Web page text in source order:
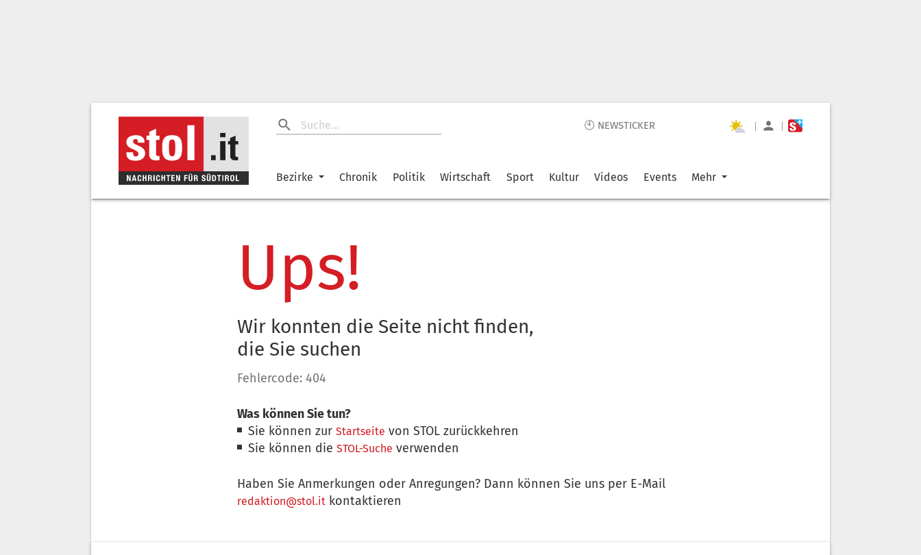
🕙 NEWSTICKER | |
Bezirke Chronik Politik Wirtschaft Sport Kultur Videos Events Mehr
Ups!
Wir konnten die Seite nicht finden,
die Sie suchen
Fehlercode: 404
Was können Sie tun?
Sie können zurStartseite von STOL zurückkehren
Sie können dieSTOL-Suche verwenden
Haben Sie Anmerkungen oder Anregungen? Dann können Sie uns per E-Mail
redaktion@stol.it kontaktieren